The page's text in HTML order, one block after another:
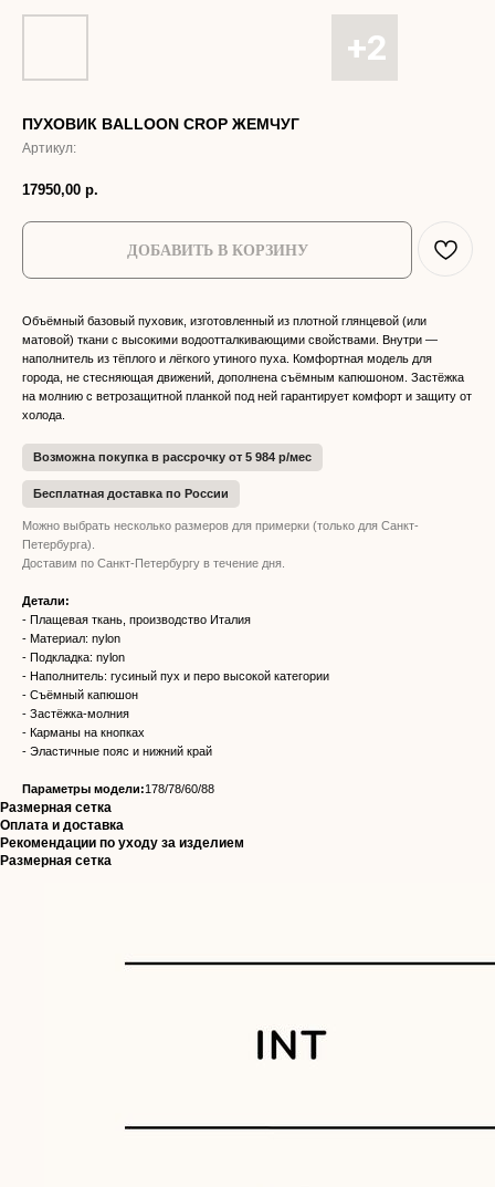
ПУХОВИК BALLOON CROP ЖЕМЧУГ
Артикул:
17950,00 р.
ДОБАВИТЬ В КОРЗИНУ
Объёмный базовый пуховик, изготовленный из плотной глянцевой (или
матовой) ткани с высокими водоотталкивающими свойствами. Внутри —
наполнитель из тёплого и лёгкого утиного пуха. Комфортная модель для
города, не стесняющая движений, дополнена съёмным капюшоном. Застёжка
на молнию с ветрозащитной планкой под ней гарантирует комфорт и защиту от
холода.
Возможна покупка в рассрочку от 5 984 р/мес
Бесплатная доставка по России
Можно выбрать несколько размеров для примерки (только для Санкт-
Петербурга).
Доставим по Санкт-Петербургу в течение дня.
Детали:
- Плащевая ткань, производство Италия
- Материал: nylon
- Подкладка: nylon
- Наполнитель: гусиный пух и перо высокой категории
- Съёмный капюшон
- Застёжка-молния
- Карманы на кнопках
- Эластичные пояс и нижний край
Параметры модели:178/78/60/88
Размерная сетка
Оплата и доставка
Рекомендации по уходу за изделием
Размерная сетка